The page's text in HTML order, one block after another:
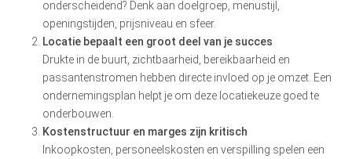
onderscheidend? Denk aan doelgroep, menustijl,
openingstijden, prijsniveau en sfeer.
Locatie bepaalt een groot deel van je succes
Drukte in de buurt, zichtbaarheid, bereikbaarheid en
passantenstromen hebben directe invloed op je omzet. Een
ondernemingsplan helpt je om deze locatiekeuze goed te
onderbouwen.
Kostenstructuur en marges zijn kritisch
Inkoopkosten, personeelskosten en verspilling spelen een